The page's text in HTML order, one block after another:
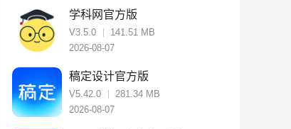
学科网官方版
V3.5.0
141.51 MB
2026-08-07
稿定设计官方版
V5.42.0
281.34 MB
2026-08-07